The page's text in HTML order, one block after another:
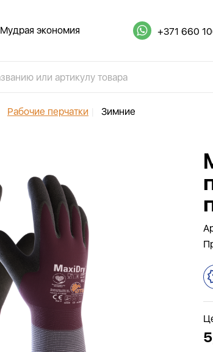
Мудрая экономия +371 660
Рабочие перчатки Зимние